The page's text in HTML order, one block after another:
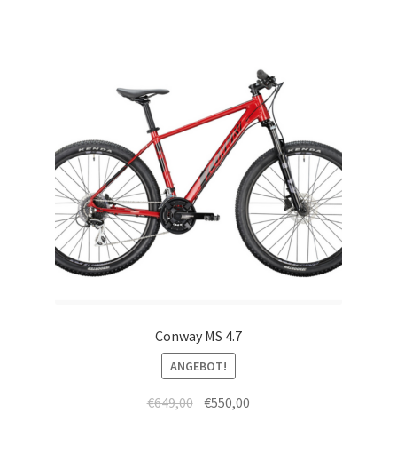
Conway MS 4.7
ANGEBOT!
€649,00 €550,00